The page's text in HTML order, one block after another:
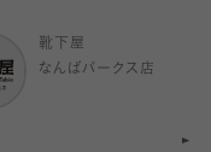
靴下屋
なんばパークス店